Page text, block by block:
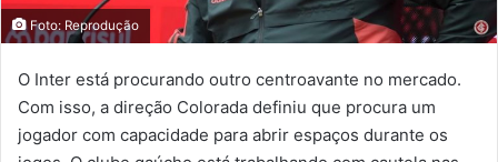
Foto: Reprodução
O Inter está procurando outro centroavante no mercado.
Com isso, a direção Colorada definiu que procura um
jogador com capacidade para abrir espaços durante os